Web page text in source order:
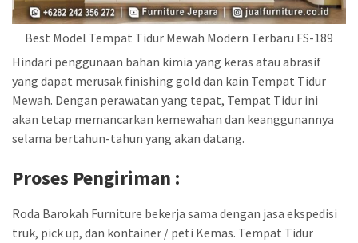
Best Model Tempat Tidur Mewah Modern Terbaru FS-189
Hindari penggunaan bahan kimia yang keras atau abrasif
yang dapat merusak finishing gold dan kain Tempat Tidur
Mewah. Dengan perawatan yang tepat, Tempat Tidur ini
akan tetap memancarkan kemewahan dan keanggunannya
selama bertahun-tahun yang akan datang.
Proses Pengiriman :
Roda Barokah Furniture bekerja sama dengan jasa ekspedisi
truk, pick up, dan kontainer / peti Kemas. Tempat Tidur